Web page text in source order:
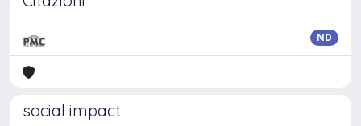
ND
social impact